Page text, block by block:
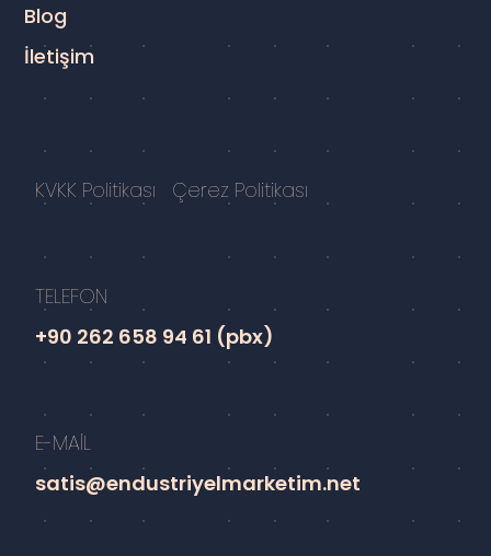
Blog
İletişim
KVKK Politikası Çerez Politikası
TELEFON
+90 262 658 94 61 (pbx)
E-MAİL
satis@endustriyelmarketim.net